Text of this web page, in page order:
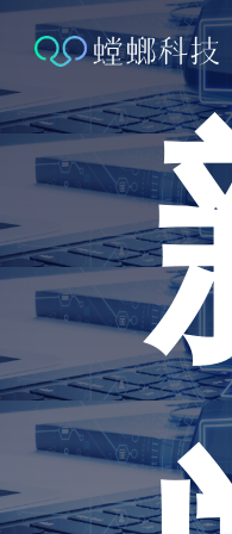
跳
内
容